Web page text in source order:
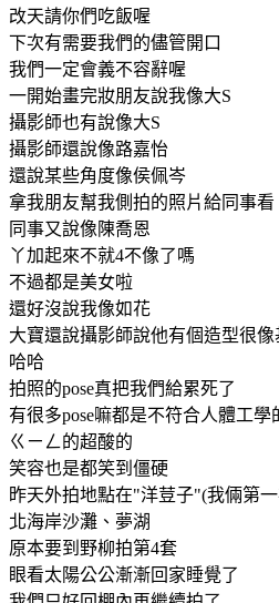
改天請你們吃飯喔
下次有需要我們的儘管開口
我們一定會義不容辭喔
一開始畫完妝朋友說我像大S
攝影師也有說像大S
攝影師還說像路嘉怡
還說某些角度像侯佩岑
拿我朋友幫我側拍的照片給同事看
同事又說像陳喬恩
丫加起來不就4不像了嗎
不過都是美女啦
還好沒說我像如花
大寶還說攝影師說他有個造型很像
哈哈
拍照的pose真把我們給累死了
有很多pose嘛都是不符合人體工學
ㄍㄧㄥ的超酸的
笑容也是都笑到僵硬
昨天外拍地點在"洋荳子"(我倆第
北海岸沙灘、夢湖
原本要到野柳拍第4套
眼看太陽公公漸漸回家睡覺了